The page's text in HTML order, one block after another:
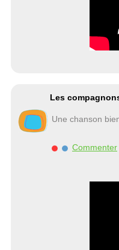
Les
Une chanson
Commenter